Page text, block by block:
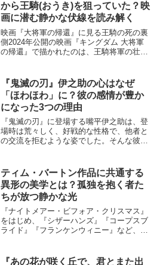
から王騎(おうき)を狙っていた？映
画に潜む静かな伏線を読み解く
映画『大将軍の帰還』に見る王騎の死の裏
側2024年公開の映画『キングダム 大将軍
の帰還』で描かれたのは、王騎将軍の壮絶
た。それが、趙国の知将・李牧（りぼく）
の仕組...
『鬼滅の刃』伊之助の心はなぜ
「ほわほわ」に？彼の感情が豊か
になった3つの理由
『鬼滅の刃』に登場する嘴平伊之助は、登
場時は荒々しく、好戦的な性格で、他者と
の交流を拒むような姿でした。そんな彼
手に入れていきます。伊之助の心の変化
は、彼の成長物語...
ティム・バートン作品に共通する
異形の美学とは？孤独を抱く者た
ちが放つ静かな光
『ナイトメアー・ビフォア・クリスマス』
をはじめ、『シザーハンズ』『コープスブ
ライド』『フランケンウィニー』など、テ
気味」と評される一方で、観る者の心を優
『あの花が咲く丘で、君とまた出